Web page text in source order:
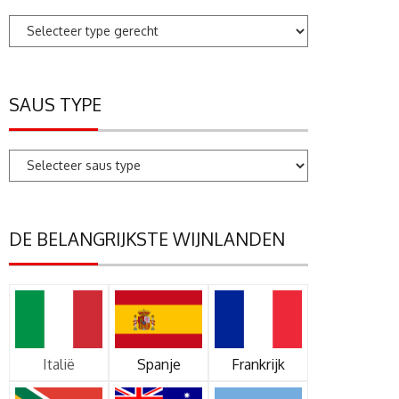
SAUS TYPE
DE BELANGRIJKSTE WIJNLANDEN
Italië Spanje Frankrijk